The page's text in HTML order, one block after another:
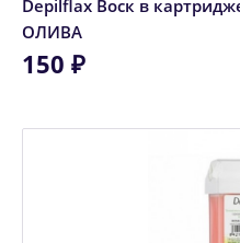
Depilflax Воск в
ОЛИВА
150 ₽